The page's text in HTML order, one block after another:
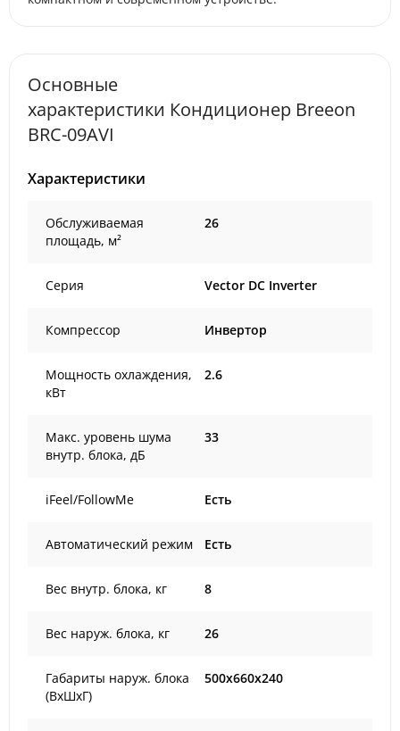
Основные
характеристики Кондиционер Breeon
BRC-09AVI
Характеристики
Обслуживаемая
площадь, м²
26
Серия Vector DC Inverter
Компрессор Инвертор
Мощность охлаждения,
кВт
2.6
Макс. уровень шума
внутр. блока, дБ
33
iFeel/FollowMe Есть
Автоматический режим Есть
Вес внутр. блока, кг 8
Вес наруж. блока, кг 26
Габариты наруж. блока
(ВxШxГ)
500x660x240